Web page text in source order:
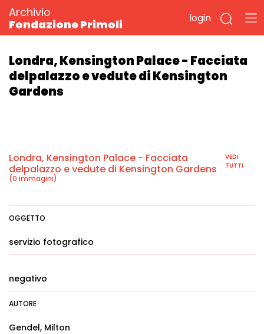
Archivio
Fondazione Primoli
login
Londra, Kensington Palace - Facciata
delpalazzo e vedute di Kensington
Gardens
Londra, Kensington Palace - Facciata
delpalazzo e vedute di Kensington Gardens
(0 immagini)
VEDI
TUTTI
OGGETTO
servizio fotografico
negativo
AUTORE
Gendel, Milton